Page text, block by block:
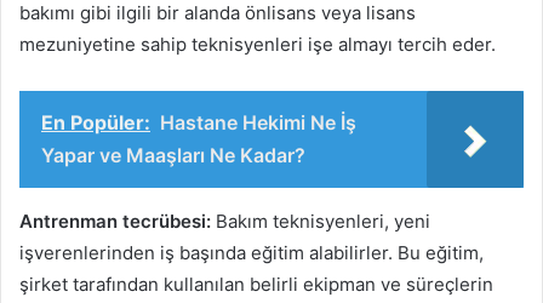
bakımı gibi ilgili bir alanda önlisans veya lisans
mezuniyetine sahip teknisyenleri işe almayı tercih eder.
En Popüler: Hastane Hekimi Ne İş
Yapar ve Maaşları Ne Kadar?
Antrenman tecrübesi: Bakım teknisyenleri, yeni
işverenlerinden iş başında eğitim alabilirler. Bu eğitim,
şirket tarafından kullanılan belirli ekipman ve süreçlerin